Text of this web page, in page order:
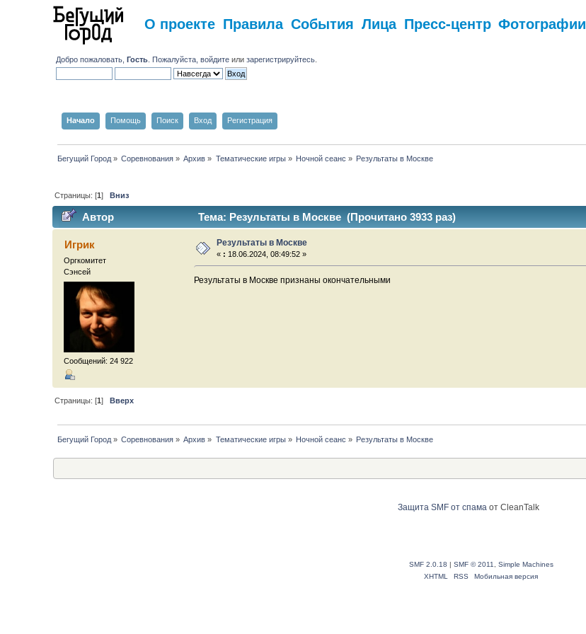
О проекте Правила События Лица Пресс-центр Фотографии
Добро пожаловать,Гость . Пожалуйста,войдите илизарегистрируйтесь
Начало Помощь Поиск Вход Регистрация
Бегущий Город» Соревнования» Архив » Тематические игры» Ночной сеанс » Результаты в Москве
Страницы: [1] Вниз
Автор Тема: Результаты в Москве (Прочитано 3933 раз)
Игрик
Оргкомитет
Сэнсей
Сообщений: 24 922
Результаты в Москве
« : 18.06.2024, 08:49:52 »
Результаты в Москве признаны окончательными
Страницы: [1] Вверх
Бегущий Город» Соревнования» Архив » Тематические игры» Ночной сеанс » Результаты в Москве
Защита SMF от спама от CleanTalk
SMF 2.0.18 | SMF © 2011
Simple Machines
XHTML
RSS Мобильная версия